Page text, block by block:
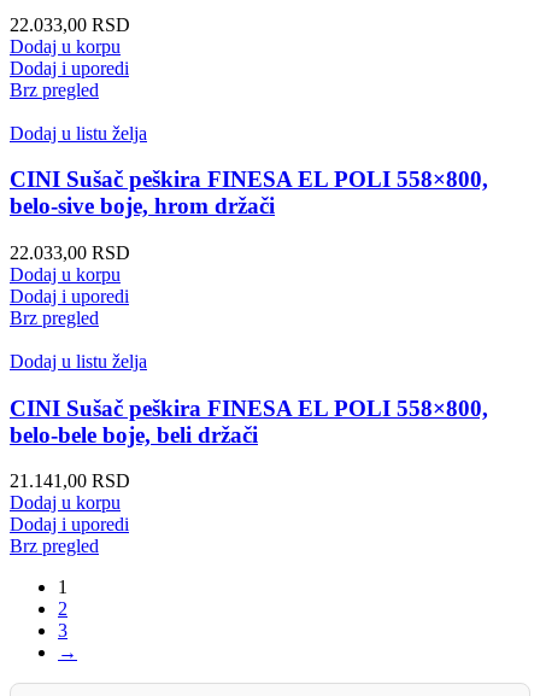
22.033,00 RSD
Dodaj u korpu
Dodaj i uporedi
Brz pregled
Dodaj u listu želja
CINI Sušač peškira FINESA EL POLI 558×800,
belo-sive boje, hrom držači
22.033,00 RSD
Dodaj u korpu
Dodaj i uporedi
Brz pregled
Dodaj u listu želja
CINI Sušač peškira FINESA EL POLI 558×800,
belo-bele boje, beli držači
21.141,00 RSD
Dodaj u korpu
Dodaj i uporedi
Brz pregled
1
2
3
→